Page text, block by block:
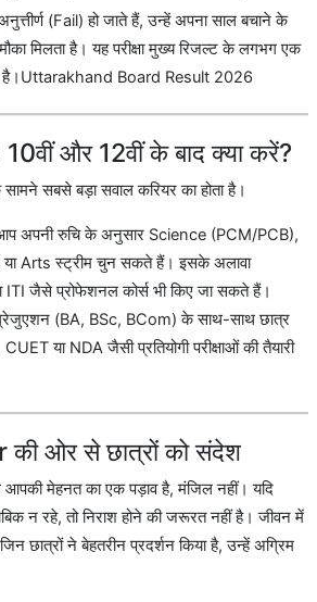
(Fail) हो जाते हैं, उन्हें अपना साल बचाने के
मौका मिलता है। यह परीक्षा मुख्य रिजल्ट के लगभग एक
है।Uttarakhand Board Result 2026
और 12वीं के बाद क्या करें?
सबसे बड़ा सवाल करियर का होता है।
अपनी रुचि के अनुसार Science (PCM/PCB),
Arts स्ट्रीम चुन सकते हैं। इसके अलावा
ITI जैसे प्रोफेशनल कोर्स भी किए जा सकते हैं।
(BA, BSc, BCom) के साथ-साथ छात्र
या NDA जैसी प्रतियोगी परीक्षाओं की तैयारी
ओर से छात्रों को संदेश
आपकी मेहनत का एक पड़ाव है, मंजिल नहीं। यदि
न रहे, तो निराश होने की जरूरत नहीं है। जीवन में
छात्रों ने बेहतरीन प्रदर्शन किया है, उन्हें अग्रिम